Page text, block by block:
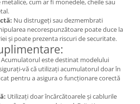
cum ar fi monedele, cheile sau
Nu distrugeți sau dezmembrati
necorespunzătoare poate duce la
și poate prezenta riscuri de securitate.
Acumulatorul este destinat modelului
vă că utilizați acumulatorul doar în
pentru a asigura o funcționare corectă
Utilizați doar încărcătoarele și cablurile